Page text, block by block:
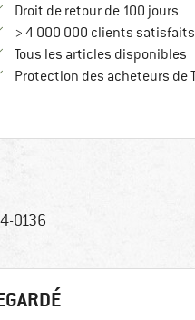
Droit de retour de 100 jours
> 4 000 000 clients satisfaits
Tous les articles disponibles
Protection des acheteurs de
0136